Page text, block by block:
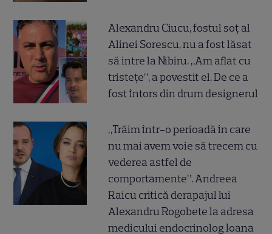
Alexandru Ciucu, fostul soț al
Alinei Sorescu, nu a fost lăsat
să intre la Nibiru. „Am aflat cu
tristețe”, a povestit el. De ce a
fost întors din drum designerul
„Trăim într-o perioadă în care
nu mai avem voie să trecem cu
vederea astfel de
comportamente”. Andreea
Raicu critică derapajul lui
Alexandru Rogobete la adresa
medicului endocrinolog Ioana